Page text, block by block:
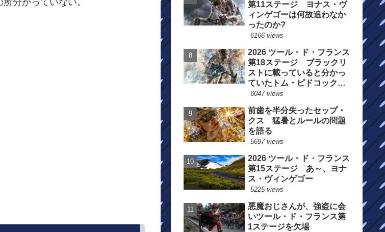
分かっていない。
第11ステージ ヨナス・ヴ
ィンゲゴーは何故追わなか
ったのか?
6166 views
2026 ツール・ド・フランス
第18ステージ ブラックリ
ストに載っていると分かっ
ていたトム・ピドコックは
総合順位死守に
6047 views
前歯を半分失ったセップ・
クス 猛暑とルールの問題
を語る
5697 views
2026 ツール・ド・フランス
第15ステージ あ～、ヨナ
ス・ヴィンゲゴー
5225 views
悪魔おじさんが、強盗に会
いツール・ド・フランス第
1ステージを欠場